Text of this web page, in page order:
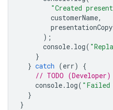
"Created
customerName,
);
console. log(
}
} catch (err)
{
// TODO
console. log(
}
}